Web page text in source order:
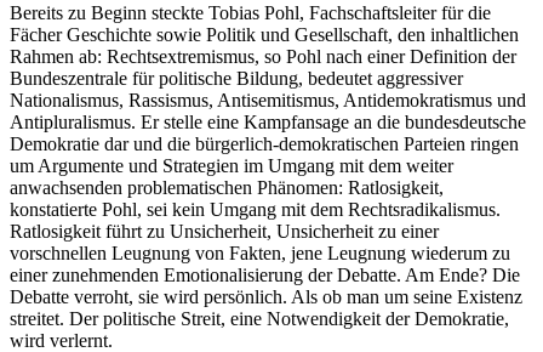
Bereits zu Beginn steckte Tobias Pohl, Fachschaftsleiter für die
Fächer Geschichte sowie Politik und Gesellschaft, den inhaltlichen
Rahmen ab: Rechtsextremismus, so Pohl nach einer Definition der
Bundeszentrale für politische Bildung, bedeutet aggressiver
Nationalismus, Rassismus, Antisemitismus, Antidemokratismus und
Antipluralismus. Er stelle eine Kampfansage an die bundesdeutsche
Demokratie dar und die bürgerlich-demokratischen Parteien ringen
um Argumente und Strategien im Umgang mit dem weiter
anwachsenden problematischen Phänomen: Ratlosigkeit,
konstatierte Pohl, sei kein Umgang mit dem Rechtsradikalismus.
Ratlosigkeit führt zu Unsicherheit, Unsicherheit zu einer
vorschnellen Leugnung von Fakten, jene Leugnung wiederum zu
einer zunehmenden Emotionalisierung der Debatte. Am Ende? Die
Debatte verroht, sie wird persönlich. Als ob man um seine Existenz
streitet. Der politische Streit, eine Notwendigkeit der Demokratie,
wird verlernt.